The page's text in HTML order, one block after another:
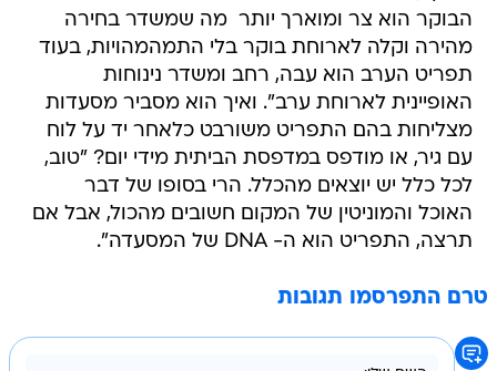
הבוקר הוא צר ומוארך יותר  מה שמשדר בחירה
מהירה וקלה לארוחת בוקר בלי התמהמהויות, בעוד
תפריט הערב הוא עבה, רחב ומשדר נינוחות
האופיינית לארוחת ערב". ואיך הוא מסביר מסעדות
מצליחות בהם התפריט משורבט כלאחר יד על לוח
עם גיר, או מודפס במדפסת הביתית מידי יום? "טוב,
לכל כלל יש יוצאים מהכלל. הרי בסופו של דבר
האוכל והמוניטין של המקום חשובים מהכול, אבל אם
תרצה, התפריט הוא ה- DNA של המסעדה".
טרם התפרסמו תגובות